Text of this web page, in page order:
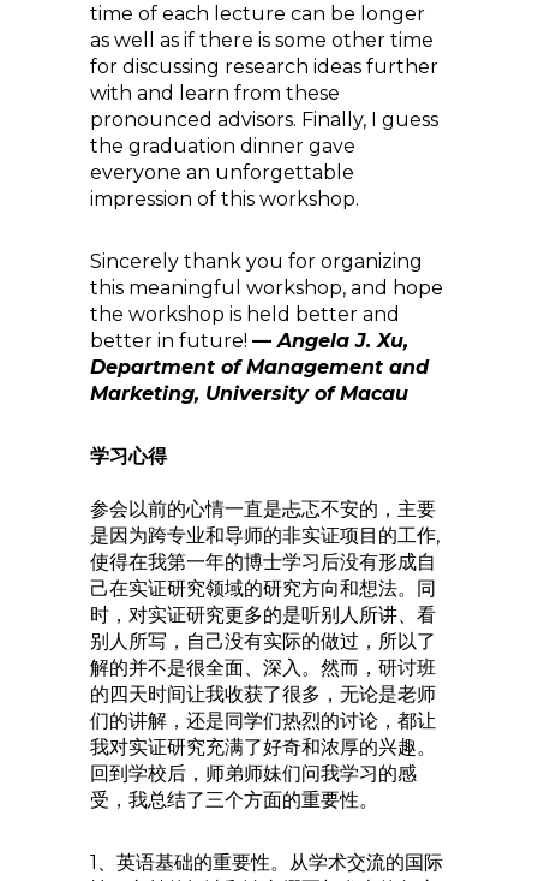
time of each lecture can be longer
as well as if there is some other time
for discussing research ideas further
with and learn from these
pronounced advisors. Finally, I guess
the graduation dinner gave
everyone an unforgettable
impression of this workshop.
Sincerely thank you for organizing
this meaningful workshop, and hope
the workshop is held better and
better in future! —Angela J. Xu,
Department of Management and
Marketing, University of Macau
学习心得
参会以前的心情一直是忐忑不安的，主要
是因为跨专业和导师的非实证项目的工作,
使得在我第一年的博士学习后没有形成自
己在实证研究领域的研究方向和想法。同
时，对实证研究更多的是听别人所讲、看
别人所写，自己没有实际的做过，所以了
解的并不是很全面、深入。然而，研讨班
的四天时间让我收获了很多，无论是老师
们的讲解，还是同学们热烈的讨论，都让
我对实证研究充满了好奇和浓厚的兴趣。
回到学校后，师弟师妹们问我学习的感
受，我总结了三个方面的重要性。
1、英语基础的重要性。从学术交流的国际